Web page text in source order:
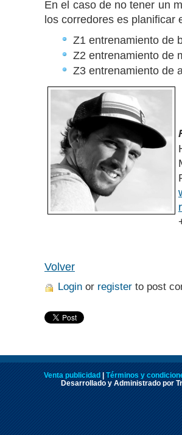
En el caso de no tener un
los corredores es planificar
Z1 entrenamiento de
Z2 entrenamiento de
Z3 entrenamiento de
Volver
Login or register to post
Venta publicidad | Términos y
Desarrollado y Administrado por